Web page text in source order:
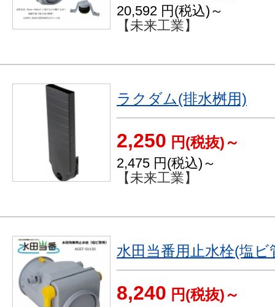
20,592 円(税込)～
【未来工業】
ラクダム(排水桝用)
2,250 円(税抜)～
2,475 円(税込)～
【未来工業】
水田当番用止水栓(塩ビ
8,240 円(税抜)～